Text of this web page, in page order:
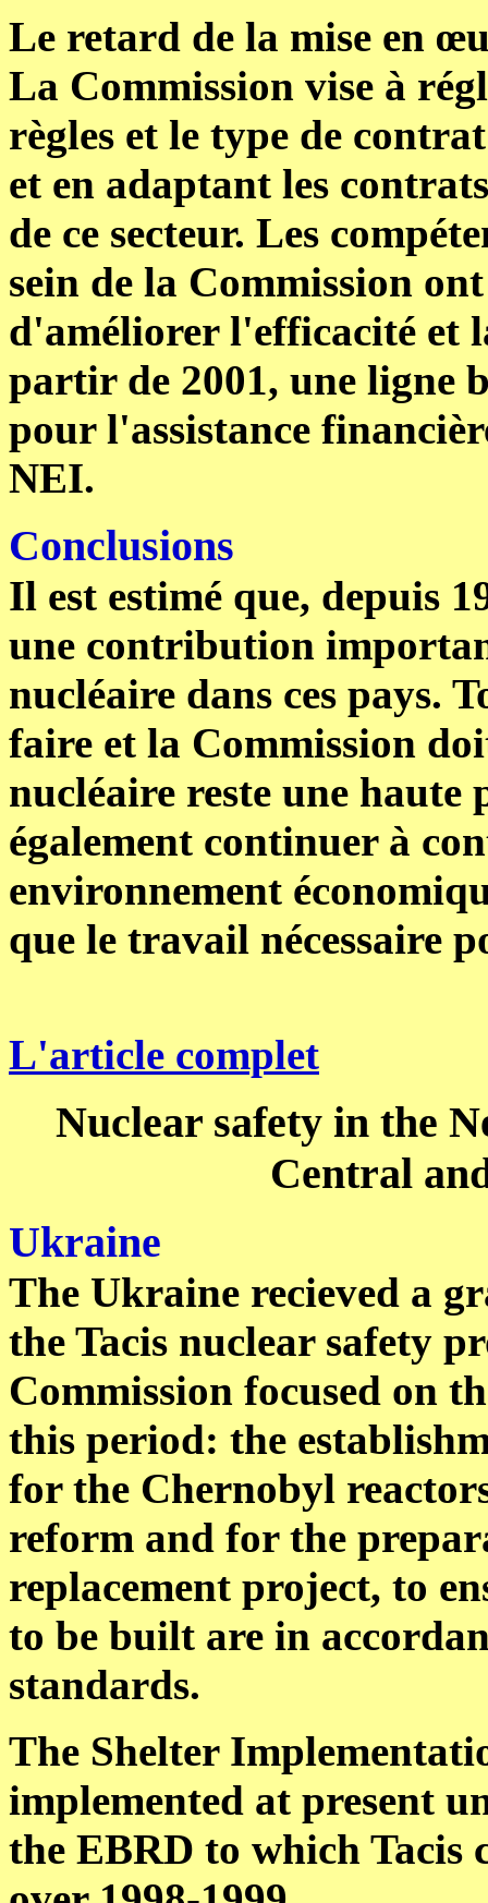
Le retard de la mise en
La Commission vise à
règles et le type de
et en adaptant les
de ce secteur. Les
sein de la Commission
d'améliorer l'efficacité et
partir de 2001, une ligne
pour l'assistance
NEI.
Conclusions
Il est estimé que, depuis
une contribution
nucléaire dans ces pays.
faire et la Commission
nucléaire reste une
également continuer à
environnement
que le travail nécessaire
L'article complet
Nuclear safety in the
Central
Ukraine
The Ukraine recieved a
the Tacis nuclear safety
Commission focused on
this period: the
for the Chernobyl
reform and for the
replacement project, to
to be built are in
standards.
The Shelter
implemented at present
the EBRD to which